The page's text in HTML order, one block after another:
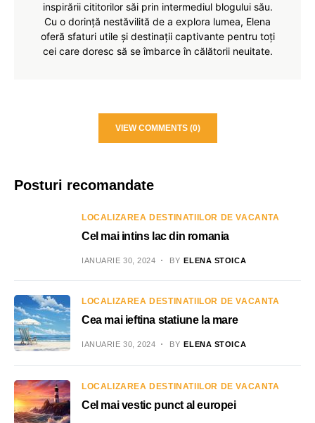
inspirării cititorilor săi prin intermediul blogului său.
Cu o dorință nestăvilită de a explora lumea, Elena
oferă sfaturi utile și destinații captivante pentru toți
cei care doresc să se îmbarce în călătorii neuitate.
VIEW COMMENTS (0)
Posturi recomandate
LOCALIZAREA DESTINATIILOR DE VACANTA
Cel mai intins lac din romania
IANUARIE 30, 2024 BY ELENA STOICA
LOCALIZAREA DESTINATIILOR DE VACANTA
Cea mai ieftina statiune la mare
IANUARIE 30, 2024 BY ELENA STOICA
LOCALIZAREA DESTINATIILOR DE VACANTA
Cel mai vestic punct al europei